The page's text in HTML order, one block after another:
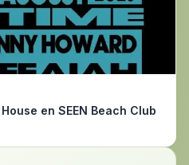
en SEEN Beach Club